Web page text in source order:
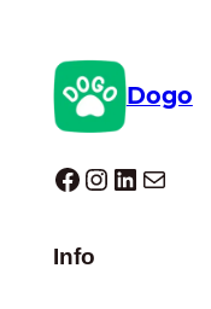
Dogo
Dogo facebook InstagramLinkedIn Mail
Info